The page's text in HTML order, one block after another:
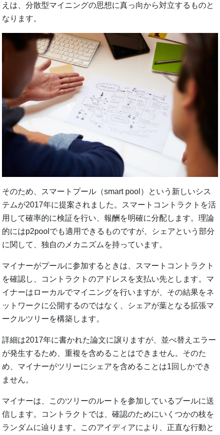
えは、分散型マイニングの思想に真っ向から対立するものと
なります。
そのため、スマートプール（smart pool）という新しいシス
テムが2017年に提案されました。スマートコントラクトを活
用して確率的に検証を行い、報酬を明確に分配します。理論
的にはp2poolでも適用できるものですが、シェアという部分
に関して、独自のメカニズムを持っています。
マイナーがプールに参加するときは、スマートコントラクト
を確認し、コントラクトのアドレスを支払い先とします。マ
イナーはローカルでマイニングを行いますが、その結果をネ
ットワークに公開するのではなく、シェアが葉となる拡張マ
ークルツリーを構築します。
詳細は2017年に書かれた論文に譲りますが、並べ替えエラー
が発生するため、重複を含めることはできません。そのた
め、マイナーがツリーにシェアを含めることは1回しかでき
ません。
マイナーは、このツリーのルートを参加しているプールに送
信します。コントラクトでは、確認のためにいくつかの枝を
ランダムに辿ります。このアイディアにより、正直な行動と